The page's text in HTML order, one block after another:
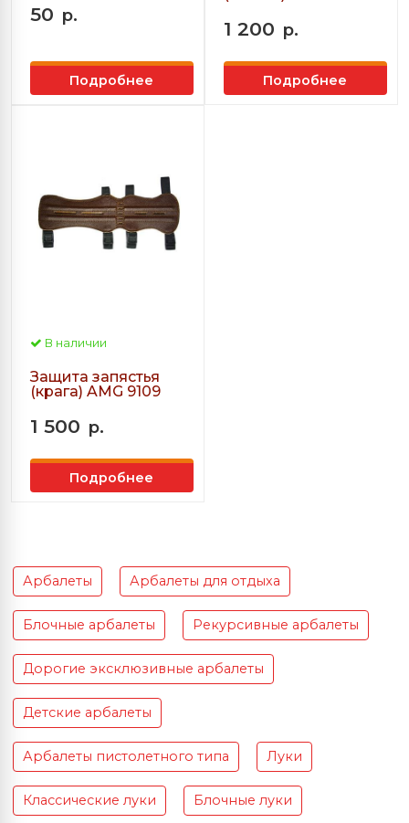
50 р.
Подробнее
1 200 р.
Подробнее
В наличии
Защита запястья
(крага) AMG 9109
1 500 р.
Подробнее
Арбалеты Арбалеты для отдыха
Блочные арбалеты Рекурсивные арбалеты
Дорогие эксклюзивные арбалеты
Детские арбалеты
Арбалеты пистолетного типа Луки
Классические луки Блочные луки